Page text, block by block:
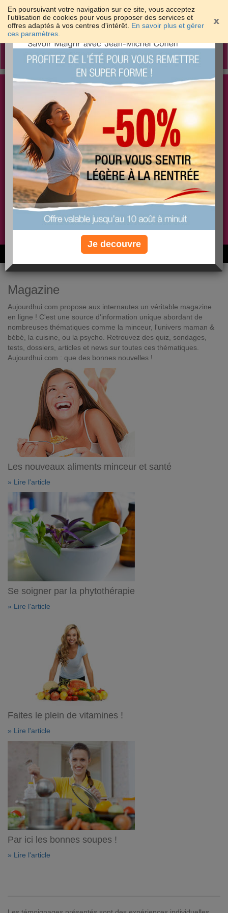
En poursuivant votre navigation sur ce site, vous acceptez
l'utilisation de cookies pour vous proposer des services et
offres adaptés à vos centres d'intérêt. En savoir plus et gérer
ces paramètres.
Toggle
Les meilleures solutions pour maigrir et être bien
dans sa peau
PLUS
EFFICACE
PLUS
SANTÉ
PLUS
COACHING
Non, je préfère le régime gratuit
6M de personnes ont maigri et réappris à manger avec nous
Magazine
Aujourdhui.com propose aux internautes un véritable magazine
en ligne ! C'est une source d'information unique abordant de
nombreuses thématiques comme la minceur, l'univers maman &
bébé, la cuisine, ou la psycho. Retrouvez des quiz, sondages,
tests, dossiers, articles et news sur toutes ces thématiques.
Aujourdhui.com : que des bonnes nouvelles !
Les nouveaux aliments minceur et santé
» Lire l'article
Se soigner par la phytothérapie
» Lire l'article
Faites le plein de vitamines !
» Lire l'article
Par ici les bonnes soupes !
» Lire l'article
×
Je decouvre